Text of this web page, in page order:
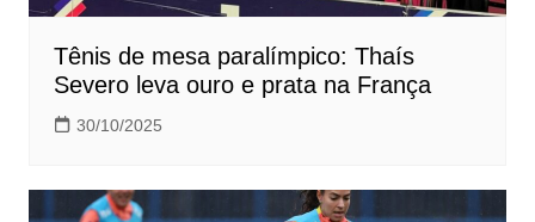
Tênis de mesa paralímpico: Thaís
Severo leva ouro e prata na França
30/10/2025